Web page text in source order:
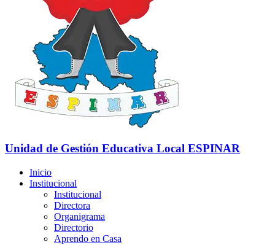
Unidad de Gestión Educativa Local ESPINAR
Inicio
Institucional
Institucional
Directora
Organigrama
Directorio
Aprendo en Casa